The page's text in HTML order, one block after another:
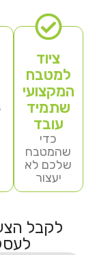
ציוד
למטבח
המקצועי
שתמיד
עובד
כדי
שהמטבח
שלכם לא
יעצור
לקבל